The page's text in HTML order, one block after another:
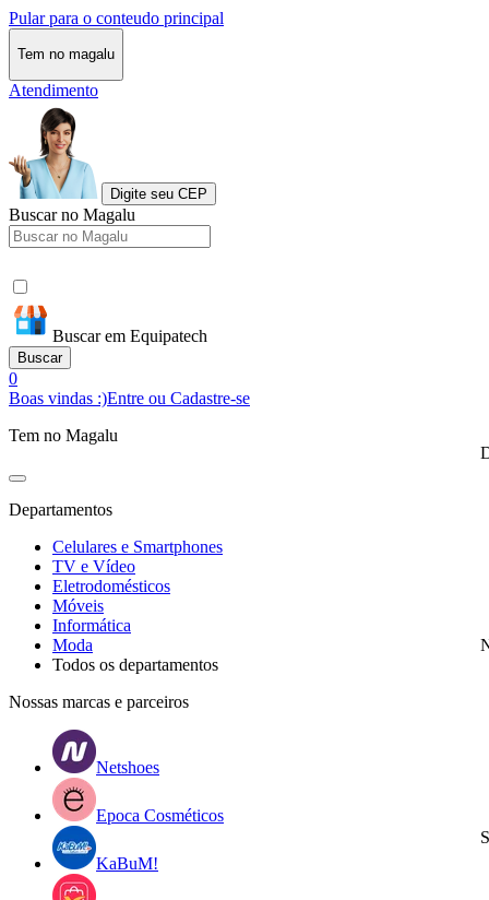
Pular para o conteudo principal
Tem no magalu
Atendimento
Digite seu CEP
Buscar no Magalu
Buscar em Equipatech
Buscar
0
Boas vindas :)Entre ou Cadastre-se
Tem no Magalu
Departamentos
Celulares e Smartphones
TV e Vídeo
Eletrodomésticos
Móveis
Informática
Moda
Todos os departamentos
Nossas marcas e parceiros
Netshoes
Epoca Cosméticos
KaBuM!